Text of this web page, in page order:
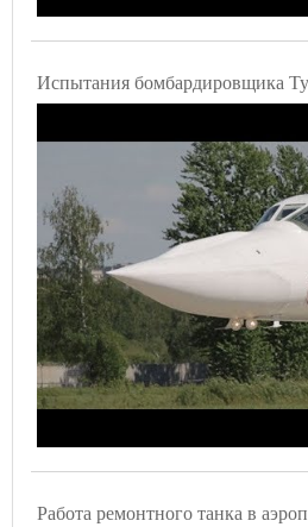
Испытания бомбардировщика
Работа ремонтного танка в